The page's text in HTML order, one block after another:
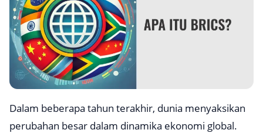
Dalam beberapa tahun terakhir, dunia menyaksikan
perubahan besar dalam dinamika ekonomi global.